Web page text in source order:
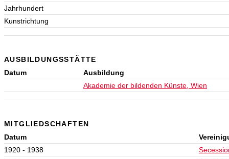
Jahrhundert
Kunstrichtung
AUSBILDUNGSSTÄTTE
Datum
Ausbildung
Akademie der bildenden Künste, Wien
MITGLIEDSCHAFTEN
Datum
1920 - 1938